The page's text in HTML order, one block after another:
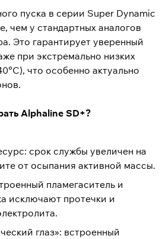
пуска в серии Super Dynamic
чем у стандартных аналогов
Это гарантирует уверенный
при экстремально низких
что особенно актуально
Alphaline SD+?
срок службы увеличен на
от осыпания активной массы.
пламегаситель и
исключают протечки и
глаз»: встроенный